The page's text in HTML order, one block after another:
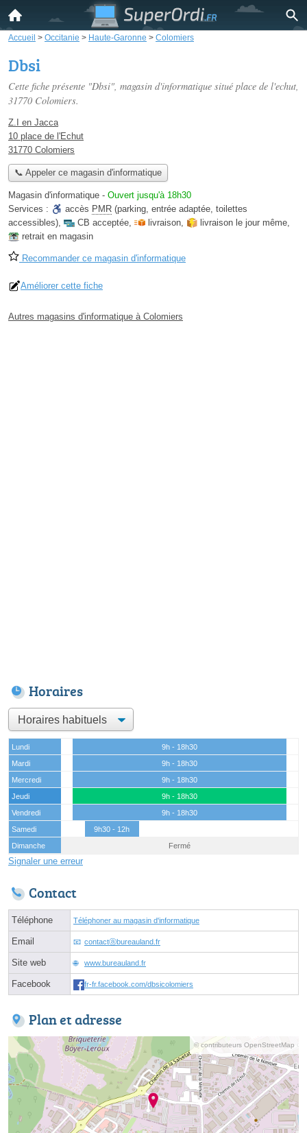
Accueil > Occitanie > Haute-Garonne > Colomiers
Dbsi
Cette fiche présente "Dbsi", magasin d'informatique situé place de l'echut,
31770 Colomiers.
Z.I en Jacca
10 place de l'Echut
31770 Colomiers
📞 Appeler ce magasin d'informatique
Magasin d'informatique - Ouvert jusqu'à 18h30
Services :
accès PMR (parking, entrée adaptée, toilettes
accessibles), CB acceptée, livraison, livraison le jour même,
retrait en magasin
Recommander ce magasin d'informatique
Améliorer cette fiche
Autres magasins d'informatique à Colomiers
Horaires
Lundi
9h - 18h30
Mardi
9h - 18h30
Mercredi
9h - 18h30
Jeudi
9h - 18h30
Vendredi
9h - 18h30
Samedi
9h30 - 12h
Dimanche
Fermé
Signaler une erreur
Contact
Téléphone Téléphoner au magasin d'informatique
Email contactⓐbureauland.fr
Site web www.bureauland.fr
Facebook fr-fr.facebook.com/dbsicolomiers
Plan et adresse
© contributeurs OpenStreetMap